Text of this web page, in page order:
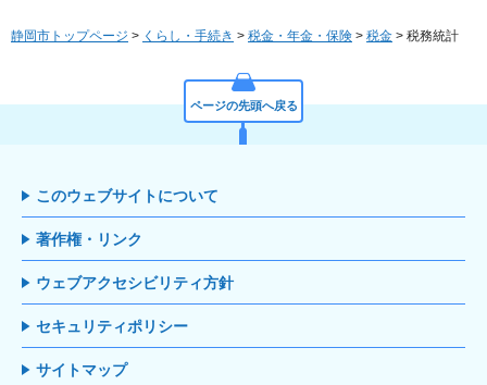
静岡市トップページ > くらし・手続き > 税金・年金・保険 > 税金 > 税務統計
ページの先頭へ戻る
このウェブサイトについて
著作権・リンク
ウェブアクセシビリティ方針
セキュリティポリシー
サイトマップ